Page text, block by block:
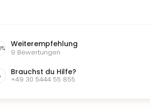
% Weiterempfehlung
9 Bewertungen
Brauchst du Hilfe?
+49 30 5444 55 855